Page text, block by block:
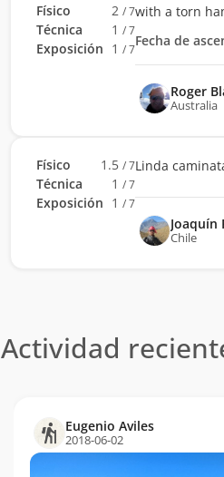
Físico 2 / 7
Técnica 1 / 7
Exposición 1 / 7
with a torn
Fecha de
Roger
Australia
Físico 1.5 / 7
Técnica 1 / 7
Exposición 1 / 7
Linda
Joaquín
Chile
Actividad
Eugenio Aviles
2018-06-02